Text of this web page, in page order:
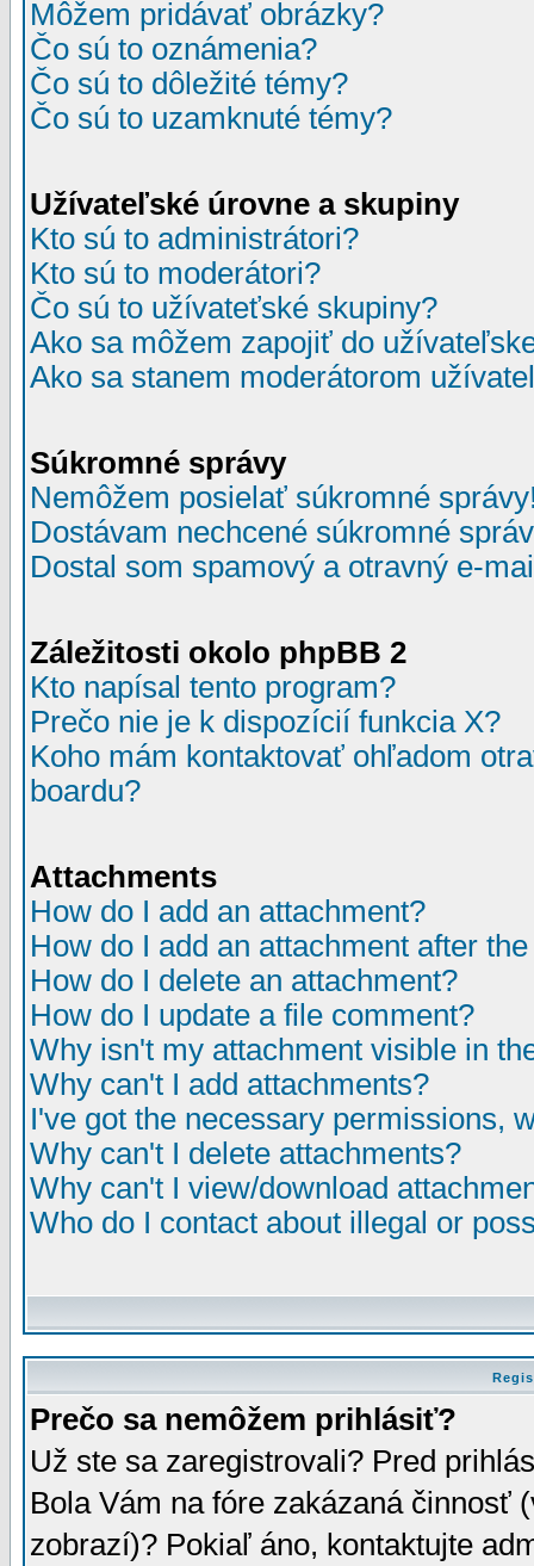
Môžem pridávať obrázky?
Čo sú to oznámenia?
Čo sú to dôležité témy?
Čo sú to uzamknuté témy?
Užívateľské úrovne a skupiny
Kto sú to administrátori?
Kto sú to moderátori?
Čo sú to užívateťské skupiny?
Ako sa môžem zapojiť do
Ako sa stanem moderátorom
Súkromné správy
Nemôžem posielať súkromné
Dostávam nechcené súkromné
Dostal som spamový a otravný e-
Záležitosti okolo phpBB 2
Kto napísal tento program?
Prečo nie je k dispozícií funkcia X?
Koho mám kontaktovať ohľadom
boardu?
Attachments
How do I add an attachment?
How do I add an attachment after
How do I delete an attachment?
How do I update a file comment?
Why isn't my attachment visible in
Why can't I add attachments?
I've got the necessary permissions,
Why can't I delete attachments?
Why can't I view/download
Who do I contact about illegal or
Prečo sa nemôžem prihlásiť?
Už ste sa zaregistrovali? Pred
Bola Vám na fóre zakázaná činnosť
zobrazí)? Pokiaľ áno, kontaktujte